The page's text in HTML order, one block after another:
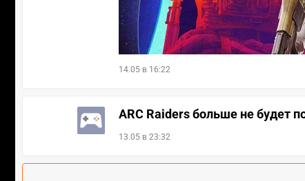
14.05 в 16:22
ARC Raiders больше не будет
13.05 в 23:32